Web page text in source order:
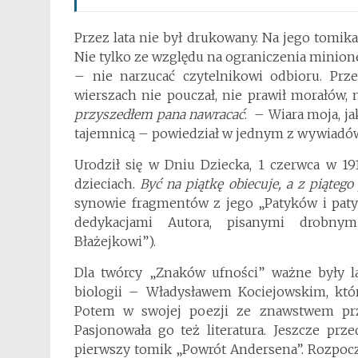
Przez lata nie był drukowany. Na jego
Nie tylko ze względu na ograniczenia
– nie narzucać czytelnikowi odbioru.
wierszach nie pouczał, nie prawił
przyszedłem pana nawracać. – Wiara moja,
tajemnicą – powiedział w jednym z
Urodził się w Dniu Dziecka, 1 czerwca w
dzieciach.Być na piątkę obiecuje, a z
synowie fragmentów z jego „Patyków i
dedykacjami Autora, pisanymi
Błażejkowi”).
Dla twórcy „Znaków ufności” ważne były
biologii – Władysławem Kociejowskim,
Potem w swojej poezji ze znawstwem
Pasjonowała go też literatura. Jeszcze
pierwszy tomik „Powrót Andersena”.